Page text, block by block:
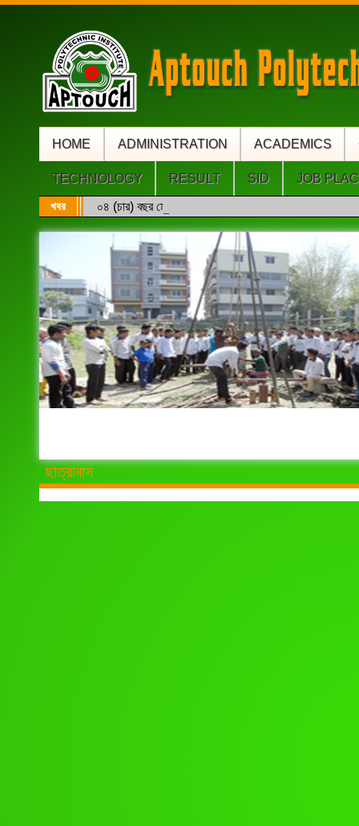
HOME ADMINISTRATION ACADEMICS
TECHNOLOGY RESULT SID JOB
খবর ০৪ (চার) বছর মেয়াদি ডিপ্লোমা ইঞ্জিনিয়ারিং এবং সরাসরি ৩য়/
ছাত্রাবাস